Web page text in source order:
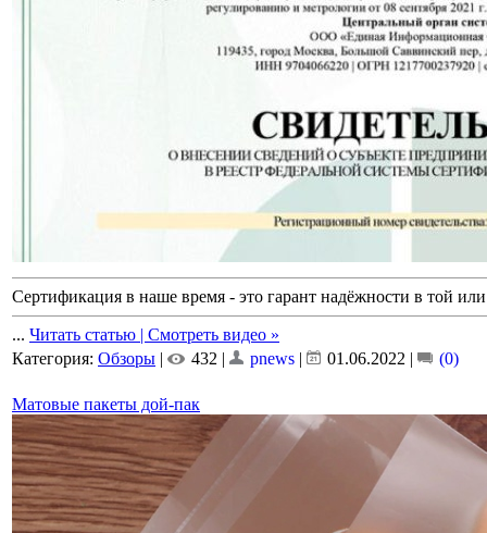
Сертификация в наше время - это гарант надёжности в той
... Читать статью | Смотреть видео »
Категория: Обзоры | 432 | pnews | 01.06.2022 | (0)
Матовые пакеты дой-пак